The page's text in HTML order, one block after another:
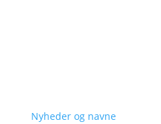
Nyheder og navne